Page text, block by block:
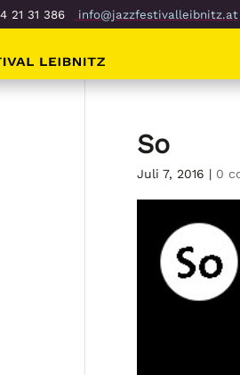
21 31 386 info@jazzfestivalleibnitz.at
So
Juli 7, 2016 | 0